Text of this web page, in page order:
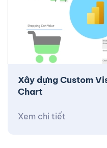
Xây dựng Custom
Chart
Xem chi tiết